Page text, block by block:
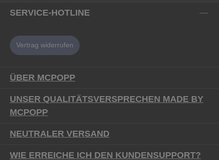
SERVICE-HOTLINE
Vertrag widerrufen
ÜBER MCPOPP
UNSER QUALITÄTSVERSPRECHEN MADE BY
MCPOPP
NEUTRALER VERSAND
WIE ERREICHE ICH DEN KUNDENSUPPORT?